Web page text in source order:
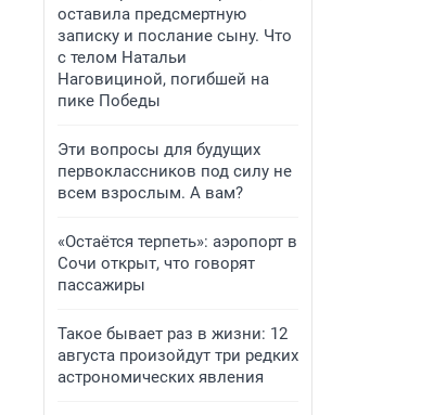
оставила предсмертную
записку и послание сыну. Что
с телом Натальи
Наговициной, погибшей на
пике Победы
Эти вопросы для будущих
первоклассников под силу не
всем взрослым. А вам?
«Остаётся терпеть»: аэропорт в
Сочи открыт, что говорят
пассажиры
Такое бывает раз в жизни: 12
августа произойдут три редких
астрономических явления